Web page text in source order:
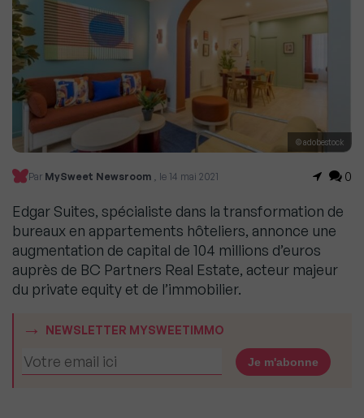
© adobestock
Par MySweet Newsroom , le 14 mai 2021 0
Edgar Suites, spécialiste dans la transformation de
bureaux en appartements hôteliers, annonce une
augmentation de capital de 104 millions d’euros
auprès de BC Partners Real Estate, acteur majeur
du private equity et de l’immobilier.
NEWSLETTER MYSWEETIMMO